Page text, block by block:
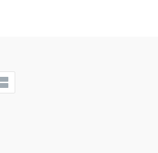
rapide. Découvrez notre
du Poste de